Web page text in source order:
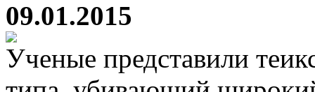
09.01.2015
Ученые представили